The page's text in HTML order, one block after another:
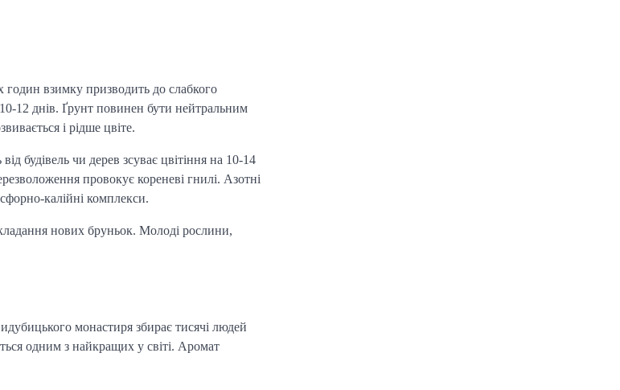
годин взимку призводить до слабкого
10-12 днів. Ґрунт повинен бути нейтральним
і рідше цвіте.
будівель чи дерев зсуває цвітіння на 10-14
провокує кореневі гнилі. Азотні
калійні комплекси.
нових бруньок. Молоді рослини,
монастиря збирає тисячі людей
одним з найкращих у світі. Аромат